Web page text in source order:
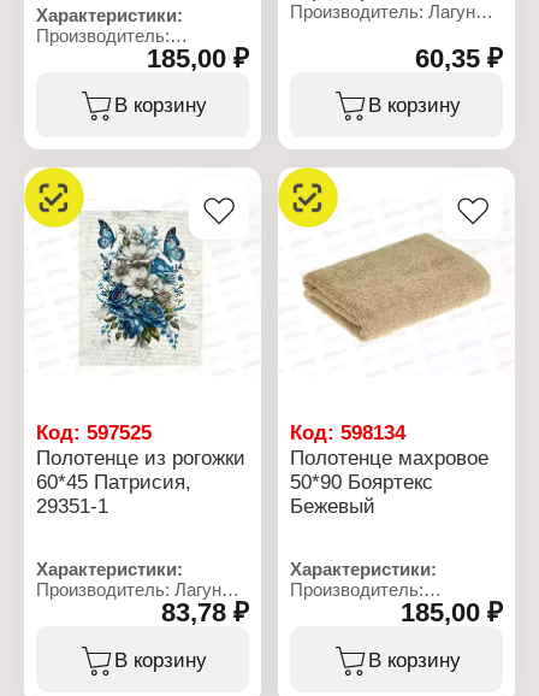
Характеристики:
Производитель:
Тип товара: Полотенце
Вид ткани: махровое
Размер: 50х90 см
Плотность: 380 г/кв.м
185,00 ₽
В корзину
Производитель: Лагуна
Тип товара: Полотенце
Модель: "Цитрус"
Вид: вафельное
Назначение: кухонное
Состав: 100% хлопок
Плотность: 165 г/кв.м
60,35 ₽
В корзину
Код: 597525
Полотенце из рогожки
60*45 Патрисия,
29351-1
Характеристики:
Производитель: Лагуна
Артикул: ПР29351-1
Тип товара: Полотенце
Модель: "Патрисия"
83,78 ₽
В корзину
Код:598134
Полотенце махровое
50*90 Бояртекс
Бежевый
Характеристики:
Производитель:
Тип товара: Полотенце
Вид ткани: махровое
Размер: 50х90 см
185,00 ₽
В корзину